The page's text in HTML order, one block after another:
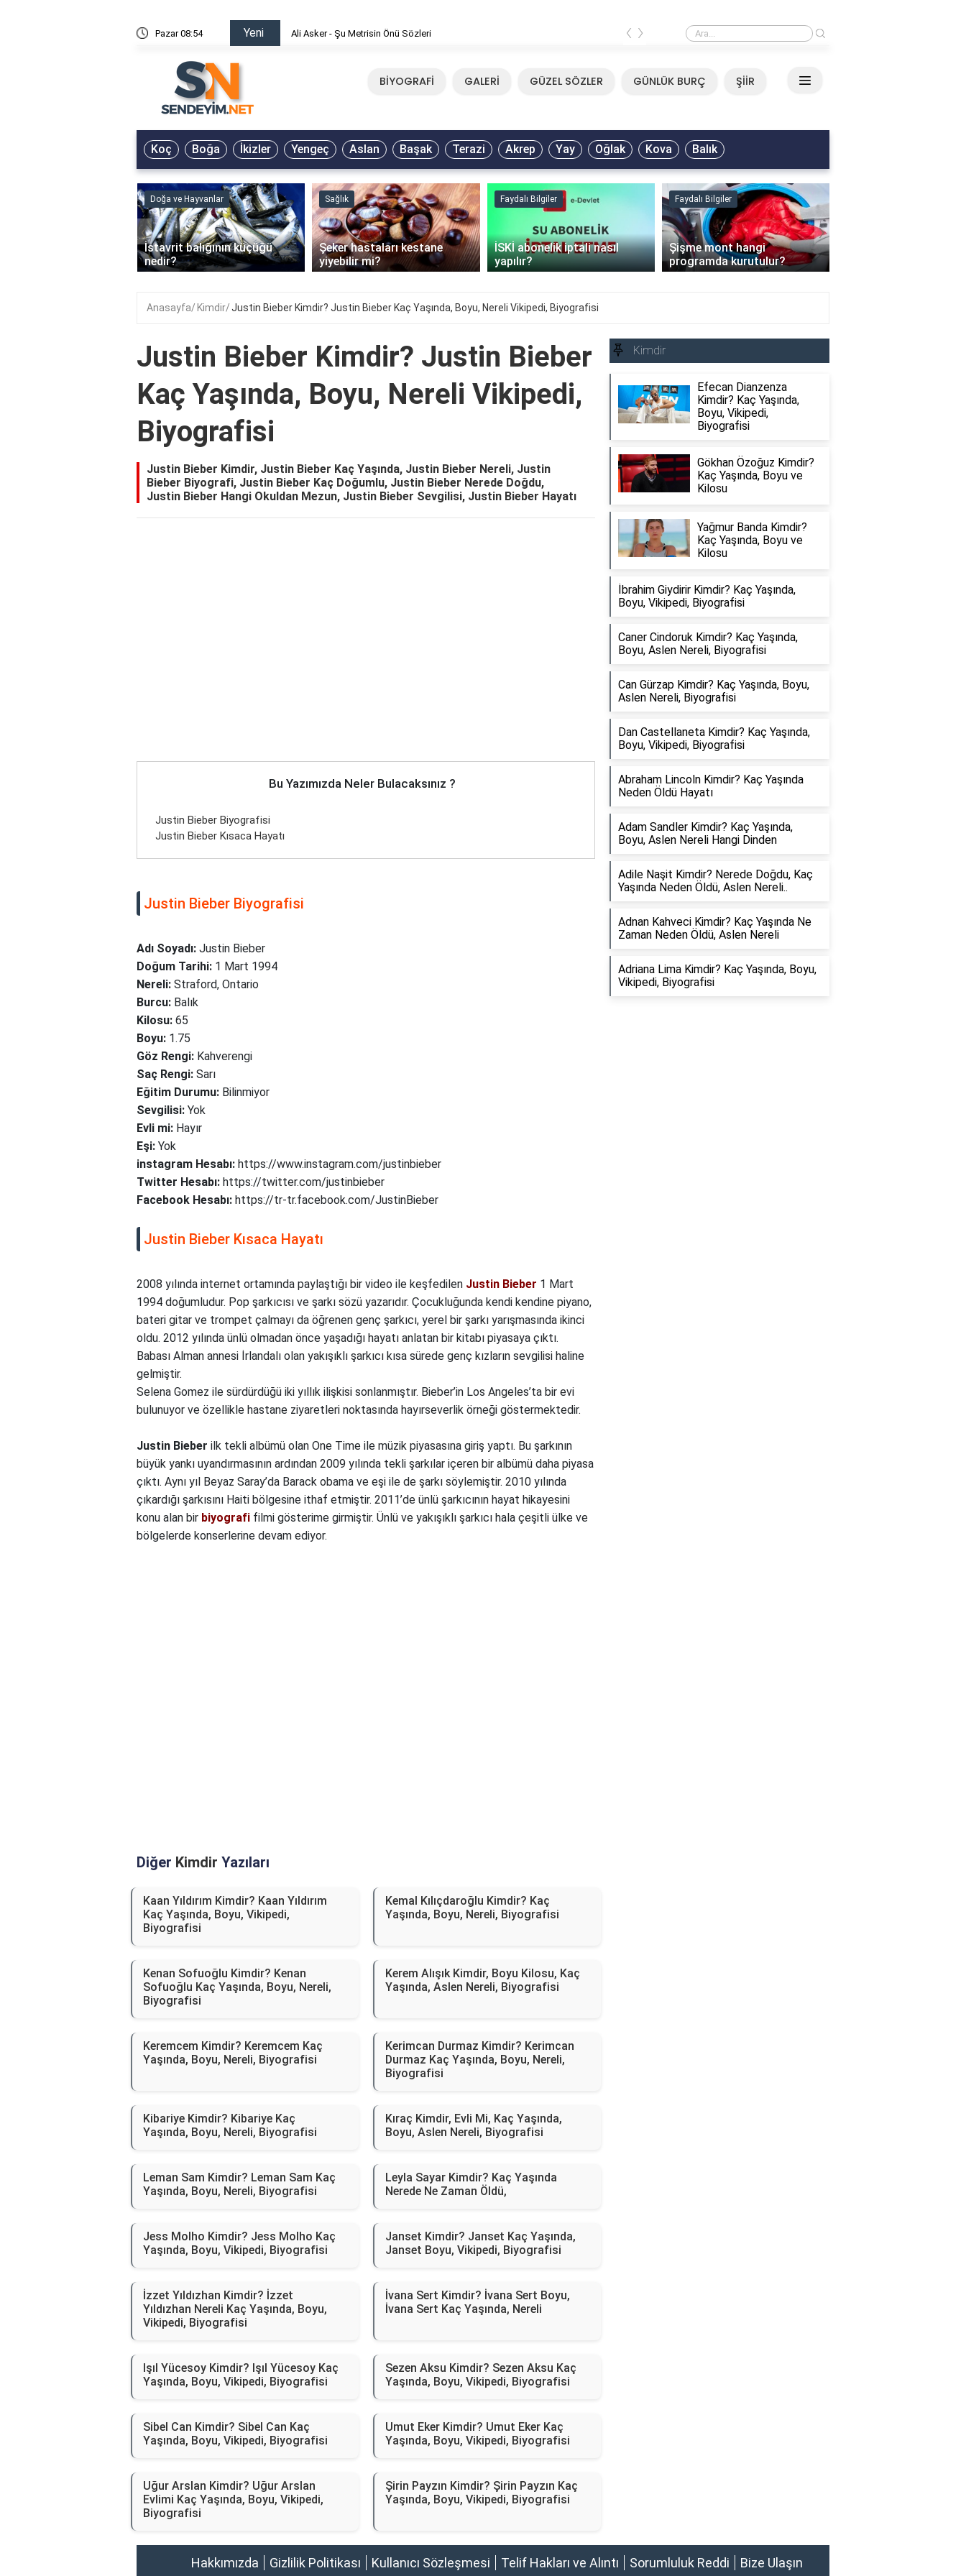
Pazar 08:54 Yeni Ali Asker - Şu Metrisin Önü Sözleri Mirkelam - Tavla Sözleri
‹ ›
BİYOGRAFİ GALERİ GÜZEL SÖZLER GÜNLÜK BURÇ ŞİİR
Koç Boğa İkizler Yengeç Aslan Başak Terazi Akrep Yay Oğlak Kova Balık
Doğa ve Hayvanlar
İstavrit balığının küçüğü
nedir?
Sağlık
Şeker hastaları kestane
yiyebilir mi?
Faydalı Bilgiler
İSKİ abonelik iptali nasıl
yapılır?
Faydalı Bilgiler
Şişme mont hangi
programda kurutulur?
‹ ›
Anasayfa Kimdir Justin Bieber Kimdir? Justin Bieber Kaç Yaşında, Boyu, Nereli Vikipedi, Biyografisi
Justin Bieber Kimdir? Justin Bieber
Kaç Yaşında, Boyu, Nereli Vikipedi,
Biyografisi
Justin Bieber Kimdir, Justin Bieber Kaç Yaşında, Justin Bieber Nereli, Justin
Bieber Biyografi, Justin Bieber Kaç Doğumlu, Justin Bieber Nerede Doğdu,
Justin Bieber Hangi Okuldan Mezun, Justin Bieber Sevgilisi, Justin Bieber Hayatı
Bu Yazımızda Neler Bulacaksınız ?
Justin Bieber Biyografisi
Justin Bieber Kısaca Hayatı
Justin Bieber Biyografisi
Adı Soyadı: Justin Bieber
Doğum Tarihi: 1 Mart 1994
Nereli: Straford, Ontario
Burcu: Balık
Kilosu: 65
Boyu: 1.75
Göz Rengi: Kahverengi
Saç Rengi: Sarı
Eğitim Durumu: Bilinmiyor
Sevgilisi: Yok
Evli mi: Hayır
Eşi: Yok
instagram Hesabı: https://www.instagram.com/justinbieber
Twitter Hesabı: https://twitter.com/justinbieber
Facebook Hesabı: https://tr-tr.facebook.com/JustinBieber
Justin Bieber Kısaca Hayatı
2008 yılında internet ortamında paylaştığı bir video ile keşfedilen Justin Bieber 1 Mart
1994 doğumludur. Pop şarkıcısı ve şarkı sözü yazarıdır. Çocukluğunda kendi kendine piyano,
bateri gitar ve trompet çalmayı da öğrenen genç şarkıcı, yerel bir şarkı yarışmasında ikinci
oldu. 2012 yılında ünlü olmadan önce yaşadığı hayatı anlatan bir kitabı piyasaya çıktı.
Babası Alman annesi İrlandalı olan yakışıklı şarkıcı kısa sürede genç kızların sevgilisi haline
gelmiştir.
Selena Gomez ile sürdürdüğü iki yıllık ilişkisi sonlanmıştır. Bieber’in Los Angeles’ta bir evi
bulunuyor ve özellikle hastane ziyaretleri noktasında hayırseverlik örneği göstermektedir.
Justin Bieber ilk tekli albümü olan One Time ile müzik piyasasına giriş yaptı. Bu şarkının
büyük yankı uyandırmasının ardından 2009 yılında tekli şarkılar içeren bir albümü daha piyasa
çıktı. Aynı yıl Beyaz Saray’da Barack obama ve eşi ile de şarkı söylemiştir. 2010 yılında
çıkardığı şarkısını Haiti bölgesine ithaf etmiştir. 2011’de ünlü şarkıcının hayat hikayesini
konu alan bir biyografi filmi gösterime girmiştir. Ünlü ve yakışıklı şarkıcı hala çeşitli ülke ve
bölgelerde konserlerine devam ediyor.
Diğer Kimdir Yazıları
Kaan Yıldırım Kimdir? Kaan Yıldırım
Kaç Yaşında, Boyu, Vikipedi,
Biyografisi
Kemal Kılıçdaroğlu Kimdir? Kaç
Yaşında, Boyu, Nereli, Biyografisi
Kenan Sofuoğlu Kimdir? Kenan
Sofuoğlu Kaç Yaşında, Boyu, Nereli,
Biyografisi
Kerem Alışık Kimdir, Boyu Kilosu, Kaç
Yaşında, Aslen Nereli, Biyografisi
Keremcem Kimdir? Keremcem Kaç
Yaşında, Boyu, Nereli, Biyografisi
Kerimcan Durmaz Kimdir? Kerimcan
Durmaz Kaç Yaşında, Boyu, Nereli,
Biyografisi
Kibariye Kimdir? Kibariye Kaç
Yaşında, Boyu, Nereli, Biyografisi
Kıraç Kimdir, Evli Mi, Kaç Yaşında,
Boyu, Aslen Nereli, Biyografisi
Leman Sam Kimdir? Leman Sam Kaç
Yaşında, Boyu, Nereli, Biyografisi
Leyla Sayar Kimdir? Kaç Yaşında
Nerede Ne Zaman Öldü,
Jess Molho Kimdir? Jess Molho Kaç
Yaşında, Boyu, Vikipedi, Biyografisi
Janset Kimdir? Janset Kaç Yaşında,
Janset Boyu, Vikipedi, Biyografisi
İzzet Yıldızhan Kimdir? İzzet
Yıldızhan Nereli Kaç Yaşında, Boyu,
Vikipedi, Biyografisi
İvana Sert Kimdir? İvana Sert Boyu,
İvana Sert Kaç Yaşında, Nereli
Işıl Yücesoy Kimdir? Işıl Yücesoy Kaç
Yaşında, Boyu, Vikipedi, Biyografisi
Sezen Aksu Kimdir? Sezen Aksu Kaç
Yaşında, Boyu, Vikipedi, Biyografisi
Sibel Can Kimdir? Sibel Can Kaç
Yaşında, Boyu, Vikipedi, Biyografisi
Umut Eker Kimdir? Umut Eker Kaç
Yaşında, Boyu, Vikipedi, Biyografisi
Uğur Arslan Kimdir? Uğur Arslan
Evlimi Kaç Yaşında, Boyu, Vikipedi,
Biyografisi
Şirin Payzın Kimdir? Şirin Payzın Kaç
Yaşında, Boyu, Vikipedi, Biyografisi
Kimdir
Efecan Dianzenza
Kimdir? Kaç Yaşında,
Boyu, Vikipedi,
Biyografisi
Gökhan Özoğuz Kimdir?
Kaç Yaşında, Boyu ve
Kilosu
Yağmur Banda Kimdir?
Kaç Yaşında, Boyu ve
Kilosu
İbrahim Giydirir Kimdir? Kaç Yaşında,
Boyu, Vikipedi, Biyografisi
Caner Cindoruk Kimdir? Kaç Yaşında,
Boyu, Aslen Nereli, Biyografisi
Can Gürzap Kimdir? Kaç Yaşında, Boyu,
Aslen Nereli, Biyografisi
Dan Castellaneta Kimdir? Kaç Yaşında,
Boyu, Vikipedi, Biyografisi
Abraham Lincoln Kimdir? Kaç Yaşında
Neden Öldü Hayatı
Adam Sandler Kimdir? Kaç Yaşında,
Boyu, Aslen Nereli Hangi Dinden
Adile Naşit Kimdir? Nerede Doğdu, Kaç
Yaşında Neden Öldü, Aslen Nereli..
Adnan Kahveci Kimdir? Kaç Yaşında Ne
Zaman Neden Öldü, Aslen Nereli
Adriana Lima Kimdir? Kaç Yaşında, Boyu,
Vikipedi, Biyografisi
Hakkımızda Gizlilik Politikası Kullanıcı Sözleşmesi Telif Hakları ve Alıntı Sorumluluk Reddi Bize Ulaşın